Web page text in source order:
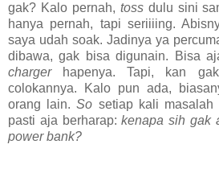
gak? Kalo pernah, tossdulu sini
hanya pernah, tapi seriiiing.
saya udah soak. Jadinya ya
dibawa, gak bisa digunain. Bisa
chargerhapenya. Tapi, kan
colokannya. Kalo pun ada,
orang lain.So setiap kali
pasti aja berharap:kenapa sih gak
power bank?